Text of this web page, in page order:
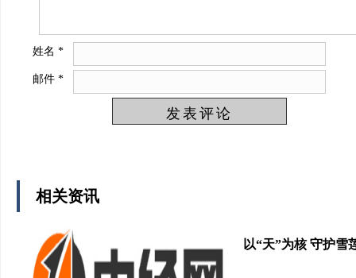
姓名 *
邮件 *
相关资讯
以“天”为核 守护雪